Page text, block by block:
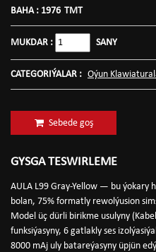
BAHA : 1976 TMT
MUKDAR : SANY
CATEGORIÝALAR : Oýun
Sebede goş
GYSGA TESWIRLEME
AULA L99 Gray-Yellow — bu ýokary
bolan, 75% formatly rewolýusion
Model üç dürli birikme usulyny
funksiýasyny, 6 gatlakly ses
8000 mAj uly batareýasyny üpjün